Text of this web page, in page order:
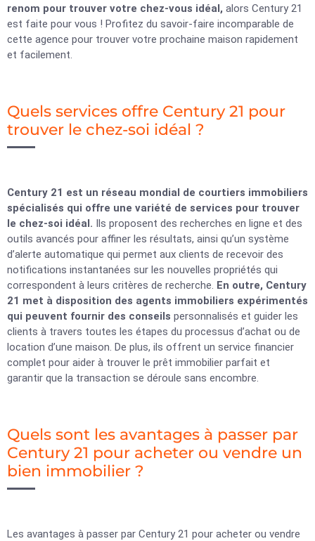
renom pour trouver votre chez-vous idéal, alors Century 21
est faite pour vous ! Profitez du savoir-faire incomparable de
cette agence pour trouver votre prochaine maison rapidement
et facilement.
Quels services offre Century 21 pour
trouver le chez-soi idéal ?
Century 21 est un réseau mondial de courtiers immobiliers
spécialisés qui offre une variété de services pour trouver
le chez-soi idéal. Ils proposent des recherches en ligne et des
outils avancés pour affiner les résultats, ainsi qu’un système
d’alerte automatique qui permet aux clients de recevoir des
notifications instantanées sur les nouvelles propriétés qui
correspondent à leurs critères de recherche. En outre, Century
21 met à disposition des agents immobiliers expérimentés
qui peuvent fournir des conseils personnalisés et guider les
clients à travers toutes les étapes du processus d’achat ou de
location d’une maison. De plus, ils offrent un service financier
complet pour aider à trouver le prêt immobilier parfait et
garantir que la transaction se déroule sans encombre.
Quels sont les avantages à passer par
Century 21 pour acheter ou vendre un
bien immobilier ?
Les avantages à passer par Century 21 pour acheter ou vendre